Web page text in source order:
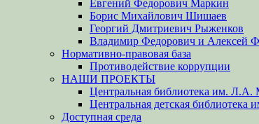
Евгений Федорович Маркин
Борис Михайлович Шишаев
Георгий Дмитриевич Рыженков
Владимир Федорович и Алексей
Нормативно-правовая база
Противодействие коррупции
НАШИ ПРОЕКТЫ
Центральная библиотека им. Л.А.
Центральная детская библиотека
Доступная среда